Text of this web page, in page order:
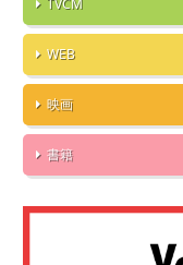
WEB
映画
書籍